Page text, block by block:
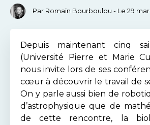
Par Romain Bourboulou - Le 29
Depuis maintenant cinq
(Université Pierre et Marie
nous invite lors de ses
cœur à découvrir le travail de
On y parle aussi bien de
d’astrophysique que de
de cette rencontre, la